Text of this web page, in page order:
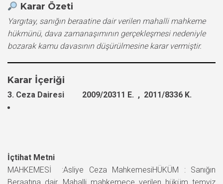
Karar Özeti
Yargıtay, sanığın beraatine dair verilen mahalli mahkeme
hükmünü, dava zamanaşımının gerçekleşmesi nedeniyle
bozarak kamu davasının düşürülmesine karar vermiştir.
Karar İçeriği
3. Ceza Dairesi 2009/20311 E. , 2011/8336 K.
İçtihat Metni
MAHKEMESİ :Asliye Ceza MahkemesiHÜKÜM : Sanığın